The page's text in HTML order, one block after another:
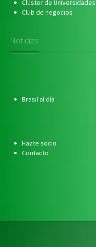
Clúster de Universidades
Club de negocios
Noticias
Brasil al día
Hazte socio
Contacto